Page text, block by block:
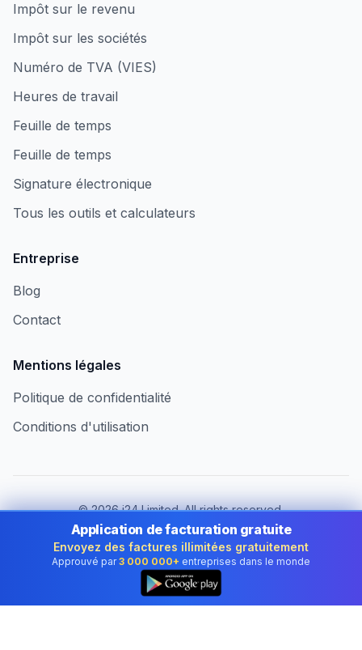
Impôt sur le revenu
Impôt sur les sociétés
Numéro de TVA (VIES)
Heures de travail
Feuille de temps
Feuille de temps
Signature électronique
Tous les outils et calculateurs
Entreprise
Blog
Contact
Mentions légales
Politique de confidentialité
Conditions d'utilisation
©2026i24 Limited. All rights reserved.
Au service des entreprises au Luxembourg
Changer de pays :
Luxembourg
Application de facturation gratuite
Envoyez des factures illimitées gratuitement
Approuvé par 3 000 000+ entreprises dans le monde